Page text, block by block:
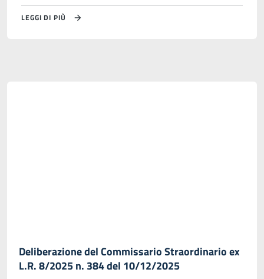
LEGGI DI PIÙ
Deliberazione del Commissario Straordinario ex
L.R. 8/2025 n. 384 del 10/12/2025